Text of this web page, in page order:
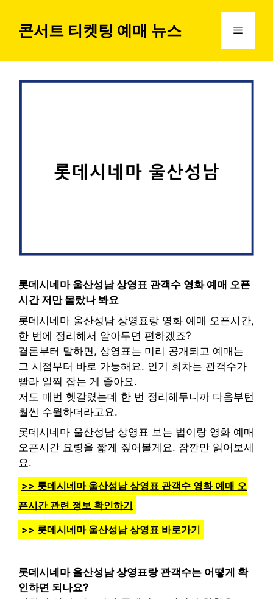
콘서트 티켓팅 예매 뉴스 메
롯데시네마 울산성남 상영표 관객수 영화 예매 오픈
시간 저만 몰랐나 봐요
롯데시네마 울산성남 상영표랑 영화 예매 오픈시간,
한 번에 정리해서 알아두면 편하겠죠?
결론부터 말하면, 상영표는 미리 공개되고 예매는
그 시점부터 바로 가능해요. 인기 회차는 관객수가
빨라 일찍 잡는 게 좋아요.
저도 매번 헷갈렸는데 한 번 정리해두니까 다음부턴
훨씬 수월하더라고요.
롯데시네마 울산성남 상영표 보는 법이랑 영화 예매
오픈시간 요령을 짧게 짚어볼게요. 잠깐만 읽어보세
요.
>> 롯데시네마 울산성남 상영표 관객수 영화 예매 오
픈시간 관련 정보 확인하기
>> 롯데시네마 울산성남 상영표 바로가기
롯데시네마 울산성남 상영표랑 관객수는 어떻게 확
인하면 되나요?